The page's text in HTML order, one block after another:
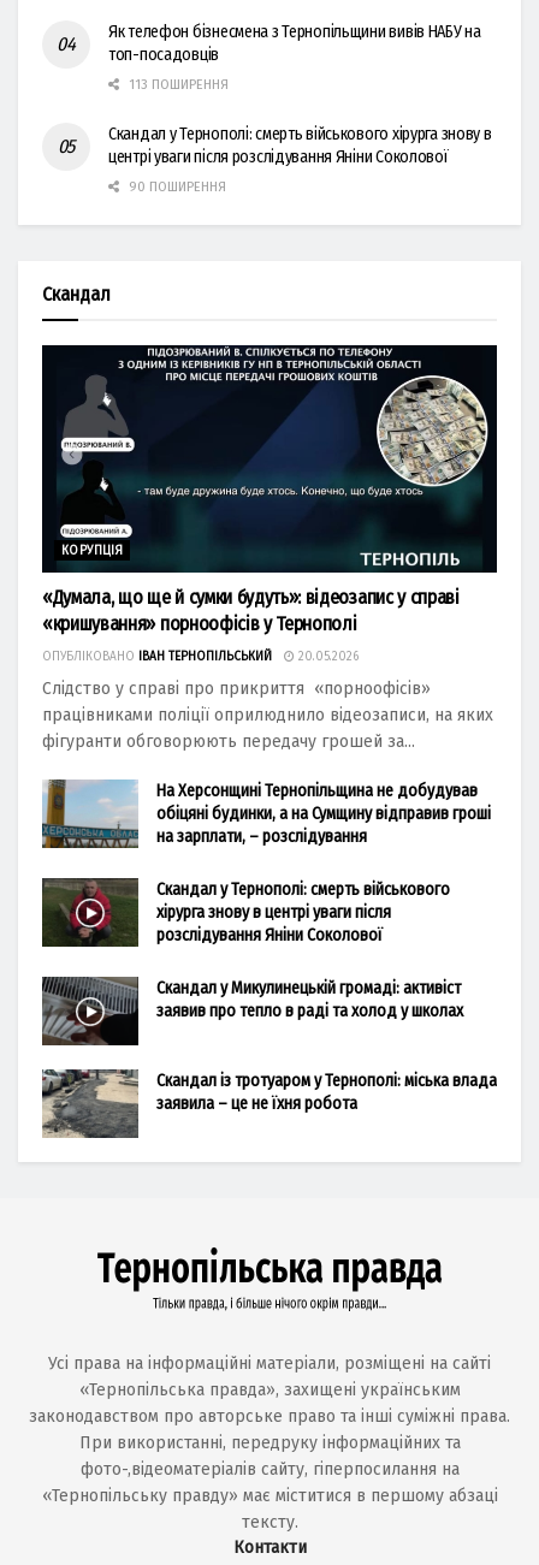
Як телефон бізнесмена з Тернопільщини вивів НАБУ на
топ-посадовців
113 ПОШИРЕННЯ
Скандал у Тернополі: смерть військового хірурга знову в
центрі уваги після розслідування Яніни Соколової
90 ПОШИРЕННЯ
Скандал
КОРУПЦІЯ
«Думала, що ще й сумки будуть»: відеозапис у справі
«кришування» порноофісів у Тернополі
ОПУБЛІКОВАНО ІВАН ТЕРНОПІЛЬСЬКИЙ 20.05.2026
Слідство у справі про прикриття «порноофісів»
працівниками поліції оприлюднило відеозаписи, на яких
фігуранти обговорюють передачу грошей за...
На Херсонщині Тернопільщина не добудував
обіцяні будинки, а на Сумщину відправив гроші
на зарплати, – розслідування
Скандал у Тернополі: смерть військового
хірурга знову в центрі уваги після
розслідування Яніни Соколової
Скандал у Микулинецькій громаді: активіст
заявив про тепло в раді та холод у школах
Скандал із тротуаром у Тернополі: міська влада
заявила – це не їхня робота
Усі права на інформаційні матеріали, розміщені на сайті
«Тернопільська правда», захищені українським
законодавством про авторське право та інші суміжні права.
При використанні, передруку інформаційних та
фото-,відеоматеріалів сайту, гіперпосилання на
«Тернопільську правду» має міститися в першому абзаці
тексту.
Контакти